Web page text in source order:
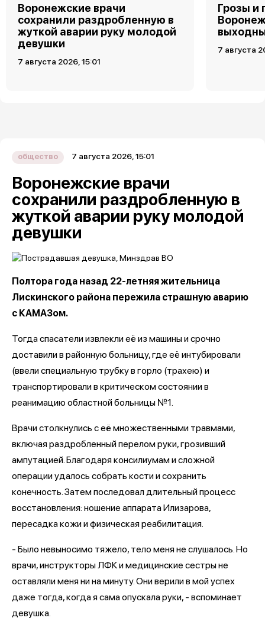
Воронежские врачи
сохранили раздробленную в
жуткой аварии руку молодой
девушки
7 августа 2026, 15:01
Грозы и
7 августа
общество 7 августа 2026, 15:01
Воронежские врачи
сохранили раздробленную в
жуткой аварии руку молодой
девушки
Полтора года назад 22-летняя жительница
Лискинского района пережила страшную аварию
с КАМАЗом.
Тогда спасатели извлекли её из машины и срочно
доставили в районную больницу, где её интубировали
(ввели специальную трубку в горло (трахею) и
транспортировали в критическом состоянии в
реанимацию областной больницы №1.
Врачи столкнулись с её множественными травмами,
включая раздробленный перелом руки, грозивший
ампутацией. Благодаря консилиумам и сложной
операции удалось собрать кости и сохранить
конечность. Затем последовал длительный процесс
восстановления: ношение аппарата Илизарова,
пересадка кожи и физическая реабилитация.
- Было невыносимо тяжело, тело меня не слушалось. Но
врачи, инструкторы ЛФК и медицинские сестры не
оставляли меня ни на минуту. Они верили в мой успех
даже тогда, когда я сама опускала руки, - вспоминает
девушка.